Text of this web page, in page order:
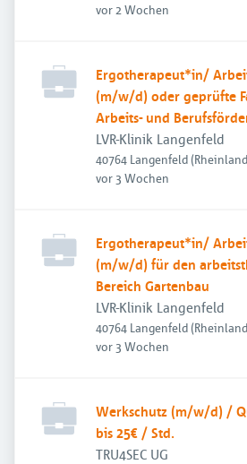
Veröffentlicht
vor 2 Wochen
Ergotherapeut*in/
(m/w/d) oder geprüfte
Arbeits- und
Arbeitstherapie in unserer
Fahrradwerkstatt
LVR-Klinik Langenfeld
40764 Langenfeld
Deutschland
Veröffentlicht
vor 3 Wochen
Ergotherapeut*in/
(m/w/d) für den
Bereich Gartenbau
LVR-Klinik Langenfeld
40764 Langenfeld
Deutschland
Veröffentlicht
vor 3 Wochen
Werkschutz (m/w/d) /
bis 25€ / Std.
TRU4SEC UG